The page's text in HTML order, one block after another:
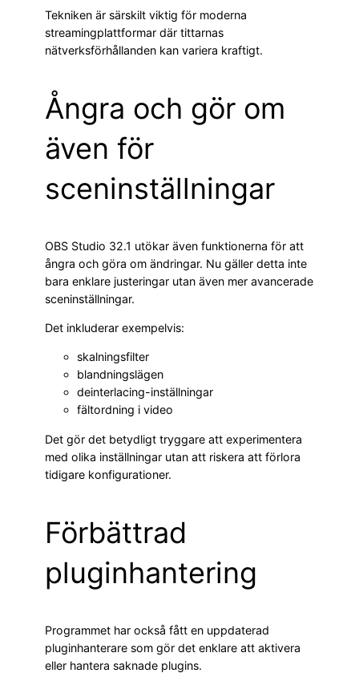
Tekniken är särskilt viktig för moderna
streamingplattformar där tittarnas
nätverksförhållanden kan variera kraftigt.
Ångra och gör om
även för
sceninställningar
OBS Studio 32.1 utökar även funktionerna för att
ångra och göra om ändringar. Nu gäller detta inte
bara enklare justeringar utan även mer avancerade
sceninställningar.
Det inkluderar exempelvis:
skalningsfilter
blandningslägen
deinterlacing-inställningar
fältordning i video
Det gör det betydligt tryggare att experimentera
med olika inställningar utan att riskera att förlora
tidigare konfigurationer.
Förbättrad
pluginhantering
Programmet har också fått en uppdaterad
pluginhanterare som gör det enklare att aktivera
eller hantera saknade plugins.